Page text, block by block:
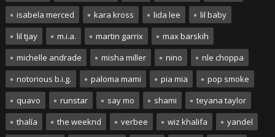
isabela merced
kara kross lida lee
lil baby
lil tjay
m.i.a. martin garrix
max barskih
michelle andrade
misha miller nino
nle choppa
notorious b.i.g.
paloma mami pia mia
pop smoke
quavo
runstar say mo shami
teyana taylor
thalía
the weeknd verbee wiz khalifa
yandel